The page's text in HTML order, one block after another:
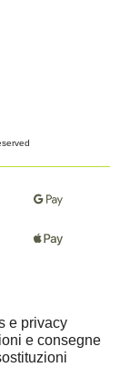
e privacy
e consegne